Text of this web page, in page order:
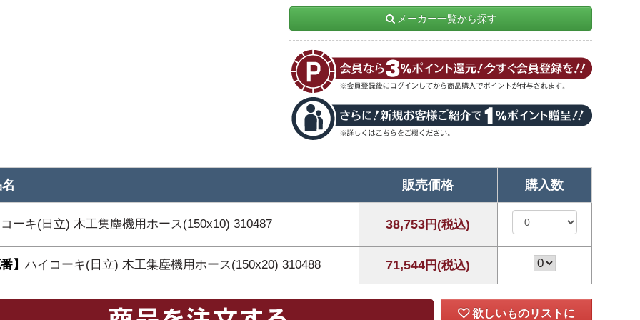
メーカー一覧から探す
販売価格 購入数
ーキ(日立) 木工集塵機用ホース(150x10) 310487 38,753円(税込)
】 ハイコーキ(日立) 木工集塵機用ホース(150x20) 310488 71,544円(税込)